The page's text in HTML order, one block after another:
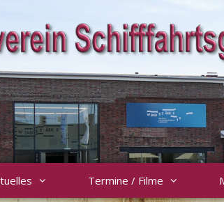
Termine / Filme